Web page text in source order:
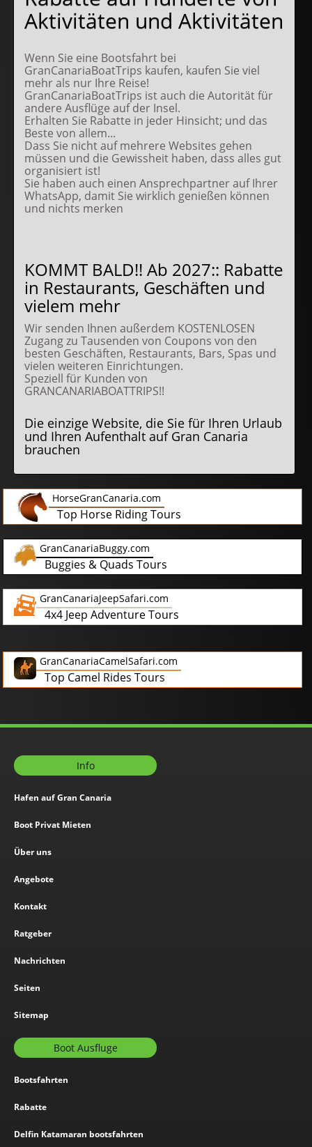
Aktivitäten und Aktivitäten
Wenn Sie eine Bootsfahrt bei
GranCanariaBoatTrips kaufen, kaufen Sie viel
mehr als nur Ihre Reise!
GranCanariaBoatTrips ist auch die Autorität für
andere Ausflüge auf der Insel.
Erhalten Sie Rabatte in jeder Hinsicht; und das
Beste von allem...
Dass Sie nicht auf mehrere Websites gehen
müssen und die Gewissheit haben, dass alles gut
organisiert ist!
Sie haben auch einen Ansprechpartner auf Ihrer
WhatsApp, damit Sie wirklich genießen können
und nichts merken
KOMMT BALD!! Ab 2027:: Rabatte
in Restaurants, Geschäften und
vielem mehr
Wir senden Ihnen außerdem KOSTENLOSEN
Zugang zu Tausenden von Coupons von den
besten Geschäften, Restaurants, Bars, Spas und
vielen weiteren Einrichtungen.
Speziell für Kunden von
GRANCANARIABOATTRIPS!!
Die einzige Website, die Sie für Ihren Urlaub
und Ihren Aufenthalt auf Gran Canaria
brauchen
HorseGranCanaria.com
Top Horse Riding Tours
GranCanariaBuggy.com
Buggies & Quads Tours
GranCanariaJeepSafari.com
4x4 Jeep Adventure Tours
GranCanariaCamelSafari.com
Top Camel Rides Tours
Info
Hafen auf Gran Canaria
Boot Privat Mieten
Über uns
Angebote
Kontakt
Ratgeber
Nachrichten
Seiten
Sitemap
Boot Ausfluge
Bootsfahrten
Rabatte
Delfin Katamaran bootsfahrten